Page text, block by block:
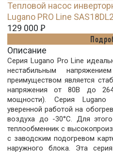
Тепловой насос
Lugano PRO Line
129 000 Ꝑ
Описание
Серия Lugano Pro Line
нестабильным
преимуществом является
напряжения от 80В до
мощности). Серия Lugano
уверенной работой на
воздуха до -30°C. Для этого
теплообменник с
с заводским подогревом
наружного блока. Эта